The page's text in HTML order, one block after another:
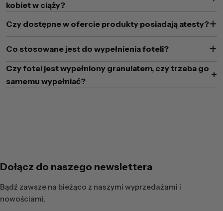
kobiet w ciąży?
Czy dostępne w ofercie produkty posiadają atesty?
Co stosowane jest do wypełnienia foteli?
Czy fotel jest wypełniony granulatem, czy trzeba go
samemu wypełniać?
Dołącz do naszego newslettera
Bądź zawsze na bieżąco z naszymi wyprzedażami i
nowościami.